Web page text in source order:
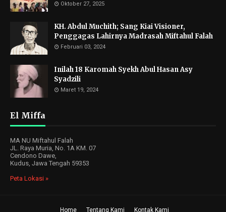
Oktober 27, 2025
KH. Abdul Muchith; Sang Kiai Visioner,
Penggagas Lahirnya Madrasah Miftahul Falah
Februari 03, 2024
Inilah 18 Karomah Syekh Abul Hasan Asy
Syadzili
Maret 19, 2024
El Miffa
MA NU Miftahul Falah
JL. Raya Muria, No. 1A KM. 07
Cendono Dawe,
Kudus, Jawa Tengah 59353
Peta Lokasi »
Home Tentang Kami Kontak Kami